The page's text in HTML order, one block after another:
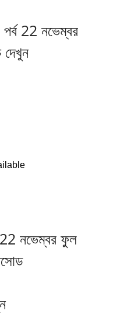
22 নভেম্বর
দেখুন
22 নভেম্বর ফুল